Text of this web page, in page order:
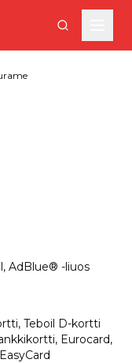
AdBlue® -liuos
Teboil D-kortti
Eurocard,